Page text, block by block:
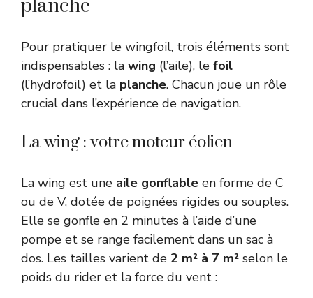
planche
Pour pratiquer le wingfoil, trois éléments sont
indispensables : la wing (l’aile), le foil
(l’hydrofoil) et la planche. Chacun joue un rôle
crucial dans l’expérience de navigation.
La wing : votre moteur éolien
La wing est une aile gonflable en forme de C
ou de V, dotée de poignées rigides ou souples.
Elle se gonfle en 2 minutes à l’aide d’une
pompe et se range facilement dans un sac à
dos. Les tailles varient de 2 m² à 7 m² selon le
poids du rider et la force du vent :